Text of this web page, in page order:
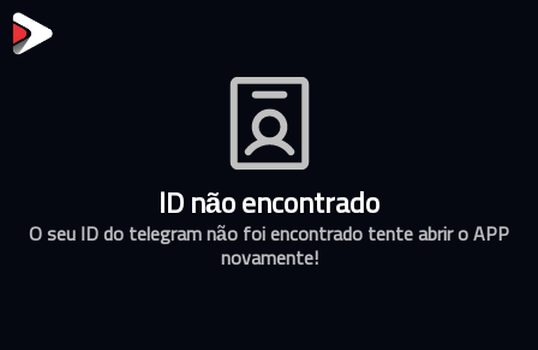
ID não encontrado
O seu ID do telegram não foi encontrado tente abrir o APP
novamente!